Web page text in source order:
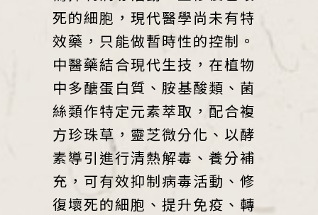
死的細胞，現代醫學尚未有特
效藥，只能做暫時性的控制。
中醫藥結合現代生技，在植物
中多醣蛋白質、胺基酸類、菌
絲類作特定元素萃取，配合複
方珍珠草，靈芝微分化、以酵
素導引進行清熱解毒、養分補
充，可有效抑制病毒活動、修
復壞死的細胞、提升免疫、轉